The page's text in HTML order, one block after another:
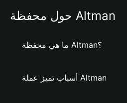
حول محفظة Altman
ما هي محفظة Altman؟
أسباب تميز عملة Altman